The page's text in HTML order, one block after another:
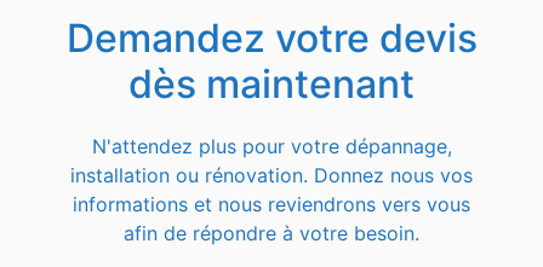
Demandez votre devis
dès maintenant
N'attendez plus pour votre dépannage,
installation ou rénovation. Donnez nous vos
informations et nous reviendrons vers vous
afin de répondre à votre besoin.